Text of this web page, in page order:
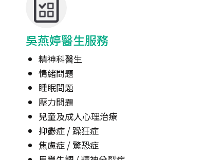
吳燕婷醫生服務
精神科醫生
情緒問題
睡眠問題
壓力問題
兒童及成人心理治療
抑鬱症 / 躁狂症
焦慮症 / 驚恐症